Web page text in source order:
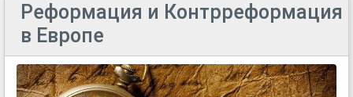
Реформация и Контрреформация
в Европе